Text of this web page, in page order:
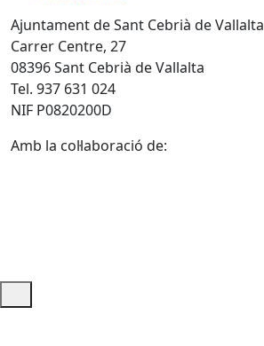
Ajuntament de Sant Cebrià de Vallalta
Carrer Centre, 27
08396 Sant Cebrià de Vallalta
Tel. 937 631 024
NIF P0820200D
Amb la col·laboració de: